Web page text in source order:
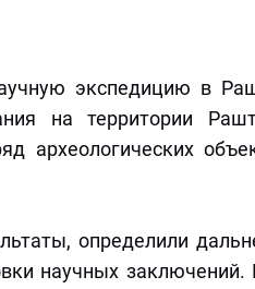
экспедицию в
на территории
археологических
определили
научных заключений.